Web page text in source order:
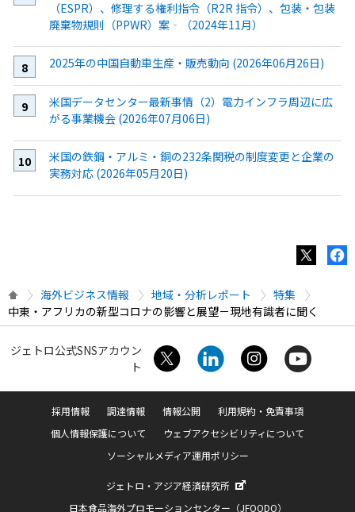
（ESPR）、修理する権利指令（R2R 指令）、包装・包装
廃棄物規則（PPWR）案‐（2024年11月）
2025年の中国自動車生産・販売動向 (2026年06月26日)
米国データセンター最新事情（2）電力インフラ周辺に広
がる事業機会 (2026年07月06日)
米国の鉄鋼・アルミ・銅の232条関税の制度変更と企業の
実務対応 (2026年05月20日)
海外ビジネス情報 地域・分析レポート
特集
中東・アフリカの新型コロナの影響と展望－現地有識者に聞く
ジェトロ公式SNSアカウン
ト
採用情報 調達情報 情報公開
利用規約・免責事項
個人情報保護について
ウェブアクセシビリティについて
ソーシャルメディア運用ポリシー
ジェトロ・アジア経済研究所
日本食品海外プロモーションセンター（JFOODO）